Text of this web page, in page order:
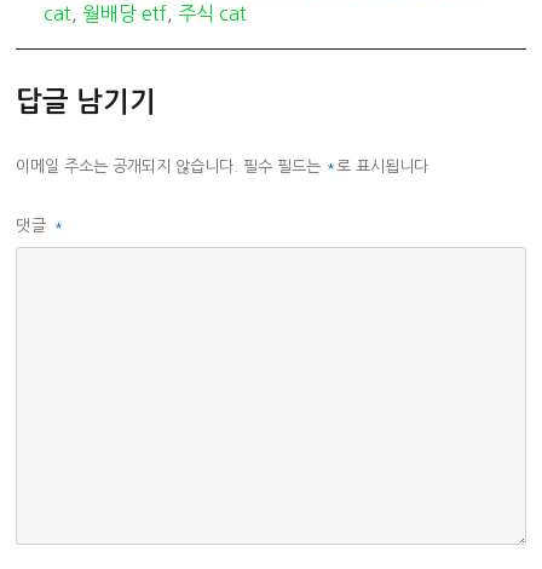
테
그
cat
월배당 etf 주식 cat
답글 남기기
이메일 주소는 공개되지 않습니다. 필수 필드는 *로 표시됩니다
댓글 *